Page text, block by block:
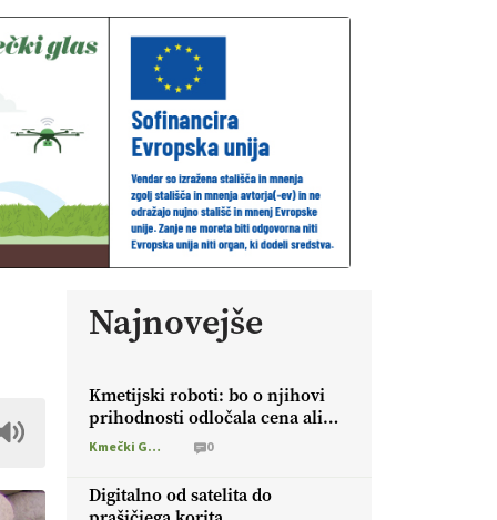
Najnovejše
Kmetijski roboti: bo o njihovi
prihodnosti odločala cena ali
prednosti za kmetijo?
Kmečki Glas 0
Digitalno od satelita do